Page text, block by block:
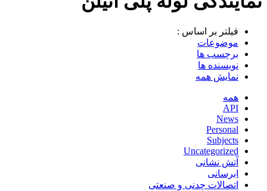
فیلتر بر اساس :
موضوعات
برچسب ها
نویسنده ها
نمایش همه
همه
API
News
Personal
Subjects
Uncategorized
آتش نشانی
ابرسانی
اتصالات چدنی و صنعتی